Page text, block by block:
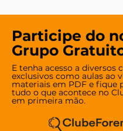
contingente técnico de
—, com remuneração
14.675,58 e ultrapassa
da carreira. Agora,
Concurso Médico-
do certame
Participe do
Grupo
E tenha acesso a diversos
exclusivos como aulas ao
materiais em PDF e fique
tudo o que acontece no
em primeira mão.